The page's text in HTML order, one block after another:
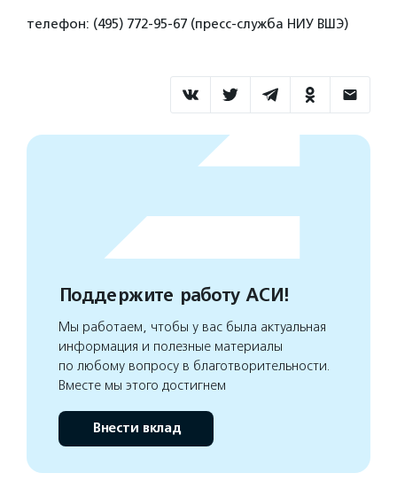
телефон: (495) 772-95-67 (пресс-служба НИУ ВШЭ)
Поддержите работу АСИ!
Мы работаем, чтобы у вас была актуальная
информация и полезные материалы
по любому вопросу в благотворительности.
Вместе мы этого достигнем
Внести вклад